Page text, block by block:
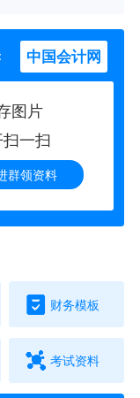
中国会计网
图片
一扫
群领资料
财务模板
考试资料